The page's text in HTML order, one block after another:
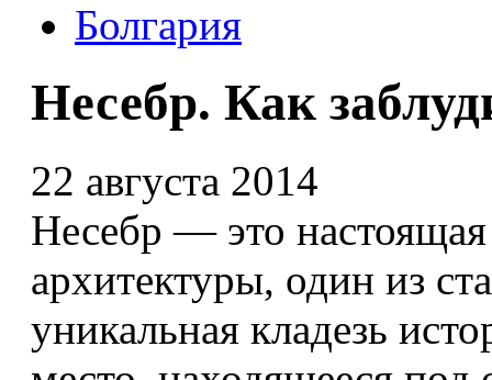
Болгария
Несебр. Как
22 августа 2014
Несебр — это
архитектуры, один из
уникальная кладезь